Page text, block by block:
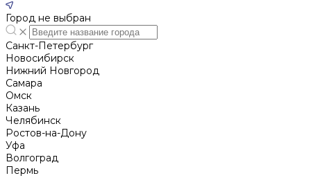
Город не выбран
Санкт-Петербург
Новосибирск
Нижний Новгород
Cамара
Омск
Казань
Челябинск
Ростов-на-Дону
Уфа
Волгоград
Пермь